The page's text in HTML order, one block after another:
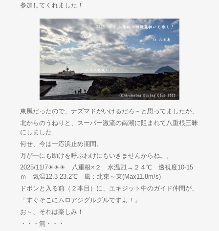
参加してくれました！
東風だったので、ナズマドがいけるだろ～と思ってましたが、
北からのうねりと、スーパー激流の南潮に阻まれて八重根三昧
にしました
何せ、今は一応浜止め期間。
万が一にも助けを呼ぶわけにもいきませんからね。。
2025/11/7☀☀☀ 八重根×２ 水温21→２４℃ 透視度10-15
ｍ 気温12.3-23.2℃ 風：北東～東(Max11.8m/s)
ドボンと入る前（２本目）に、エキジット中のガイド仲間が、
「すぐそこにムロアジグルグルですよ！」
お～、それは楽しみ！
・・・無・・・